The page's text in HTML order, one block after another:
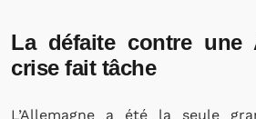
La défaite contre une
crise fait tâche
L’Allemagne a été la seule